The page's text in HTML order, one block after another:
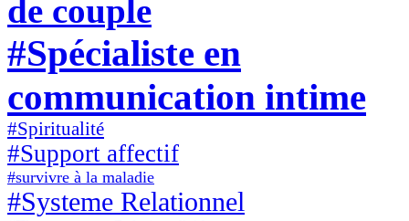
de couple
#Spécialiste en
communication intime
#Spiritualité
#Support affectif
#survivre à la maladie
#Systeme Relationnel